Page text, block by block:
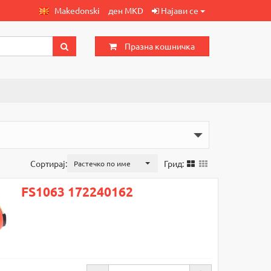
Makedonski ден MKD Најави се
Празна кошничка
Грид:
Сортирај: Растечко по име
FS1063 172240162